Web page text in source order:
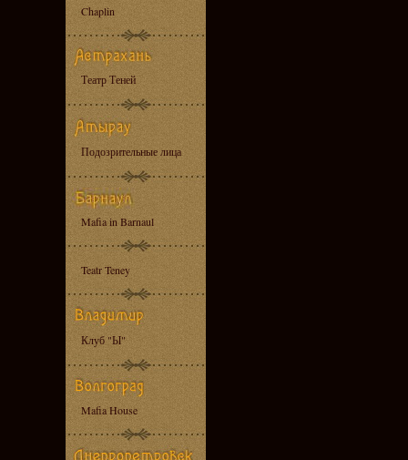
Chaplin
Театр Теней
Подозрительные лица
Mafia in Barnaul
Teatr Teney
Клуб "Ы"
Mafia House